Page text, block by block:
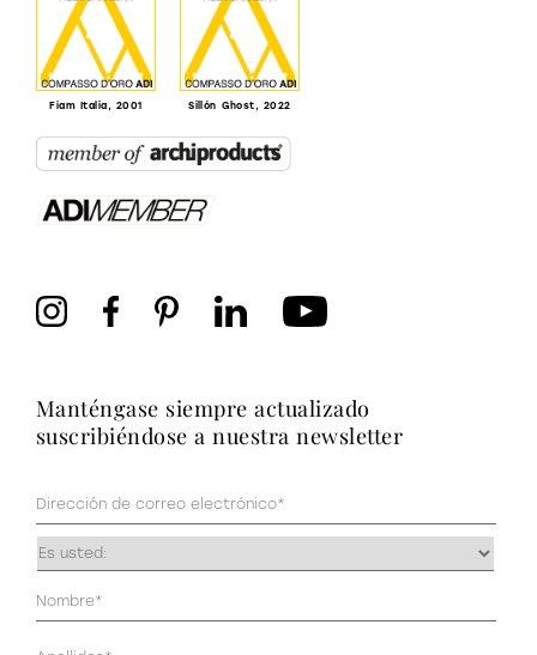
Fiam Italia, 2001 Sillón Ghost, 2022
manténgase siempre actualizado
suscribiéndose a nuestra newsletter
Correo
electrónico
(Obligatorio)
Ocupación
Datos
personales